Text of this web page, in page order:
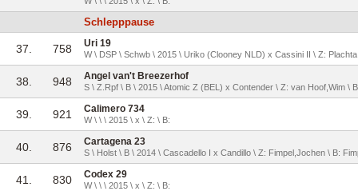
Schlepppause
37. 758 Uri 19
W \ DSP \ Schwb \ 2015 \ Uriko (Clooney NLD) x Cassini II \ Z:
38. 948 Angel van't Breezerhof
S \ Z.Rpf \ B \ 2015 \ Atomic Z (BEL) x Contender \ Z: van Hoof,Wim \
39. 921 Calimero 734
W \ \ \ 2015 \ x \ Z: \ B:
40. 876 Cartagena 23
S \ Holst \ B \ 2014 \ Cascadello I x Candillo \ Z: Fimpel,Jochen \ B:
41. 830 Codex 29
W \ \ \ 2015 \ x \ Z: \ B: